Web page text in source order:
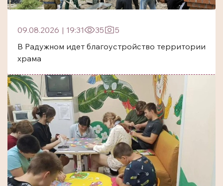
09.08.2026 | 19:31 35
5
В Радужном идет благоустройство территории
храма